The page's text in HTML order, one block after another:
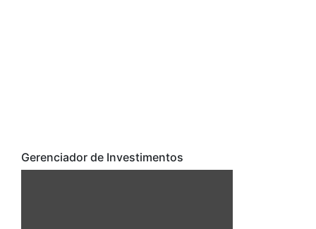
Gerenciador de Investimentos